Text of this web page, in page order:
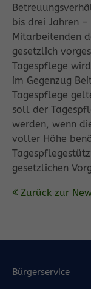
bis drei Jahren
Mitarbeitenden
gesetzlich
Tagespflege
im Gegenzug
Tagespflege
soll der
werden, wenn
voller Höhe
gesetzlichen
Zurück zur
Bürgerservice